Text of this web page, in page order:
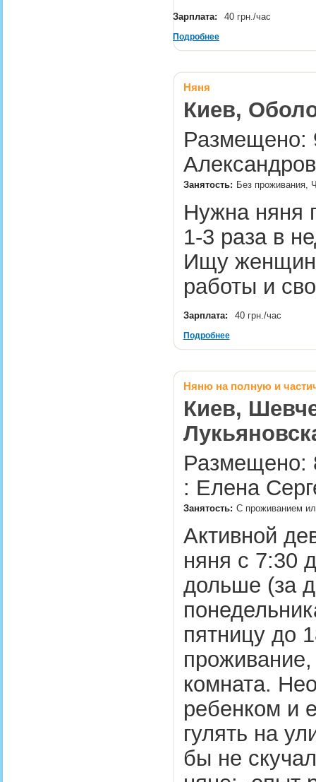
Зарплата: 40 грн./час
Подробнее
Няня
Киев,
Размещено:
Занятость: Без проживания,
Нужна няня
1-3 раза в
Ищу
работы и
Зарплата: 40 грн./час
Подробнее
Няню на полную и
Киев,
Размещено:
: Елена
Занятость: С проживанием
Активной
няня с 7:30
дольше (за
пятницу до
проживание,
комната.
ребенком и
гулять на
бы не